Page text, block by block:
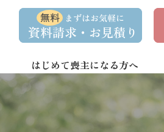
資
求
問
い
合
せ
事
談
はじめて喪主になる方へ